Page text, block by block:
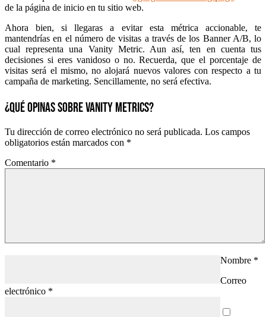
de la página de inicio en tu sitio web.
Ahora bien, si llegaras a evitar esta métrica accionable, te
mantendrías en el número de visitas a través de los Banner A/B, lo
cual representa una Vanity Metric. Aun así, ten en cuenta tus
decisiones si eres vanidoso o no. Recuerda, que el porcentaje de
visitas será el mismo, no alojará nuevos valores con respecto a tu
campaña de marketing. Sencillamente, no será efectiva.
¿QUÉ OPINAS SOBRE VANITY METRICS?
Tu dirección de correo electrónico no será publicada. Los campos
obligatorios están marcados con *
Comentario *
Nombre *
Correo
electrónico *